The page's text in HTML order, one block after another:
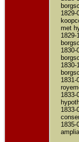
1829-
met
1829-
1830-
1830-
1831-
1833-
1833-
1835-